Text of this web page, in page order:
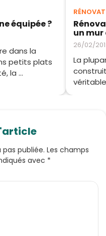
équipée ?
dans la
petits plats
la ...
un mur
26/02/
La
publiée. Les champs
avec *